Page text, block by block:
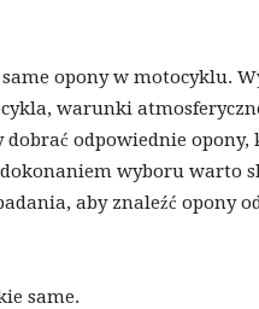
opony w motocyklu.
warunki
odpowiednie opony,
wyboru warto
aby znaleźć opony
same.